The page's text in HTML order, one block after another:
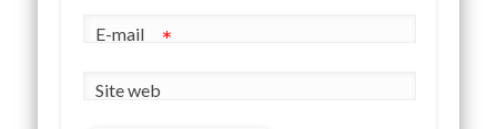
E-mail *
Site web